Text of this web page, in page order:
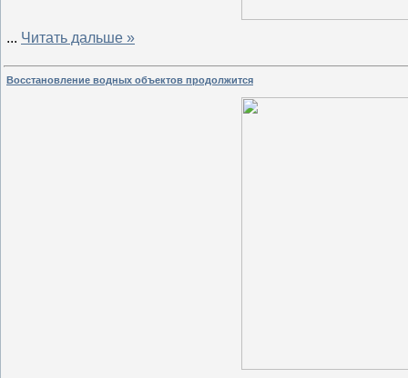
... Читать дальше »
Восстановление водных объектов продолжится